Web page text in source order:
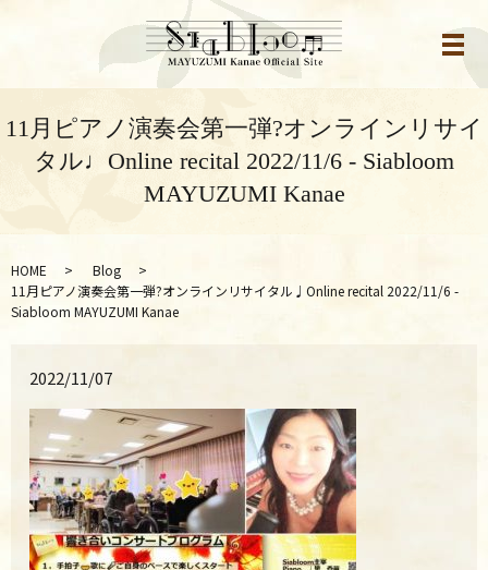
メ
11月ピアノ演奏会第一弾?オンラインリサイ
タル♩Online recital 2022/11/6 - Siabloom
MAYUZUMI Kanae
HOME
Blog
11月ピアノ演奏会第一弾?オンラインリサイタル♩Online recital 2022/11/6 -
Siabloom MAYUZUMI Kanae
2022/11/07